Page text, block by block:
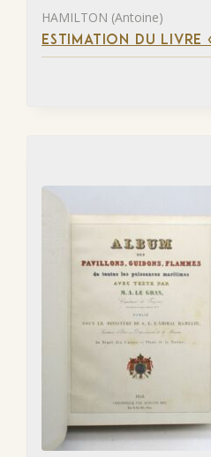
HAMILTON (Antoine)
ESTIMATION DU